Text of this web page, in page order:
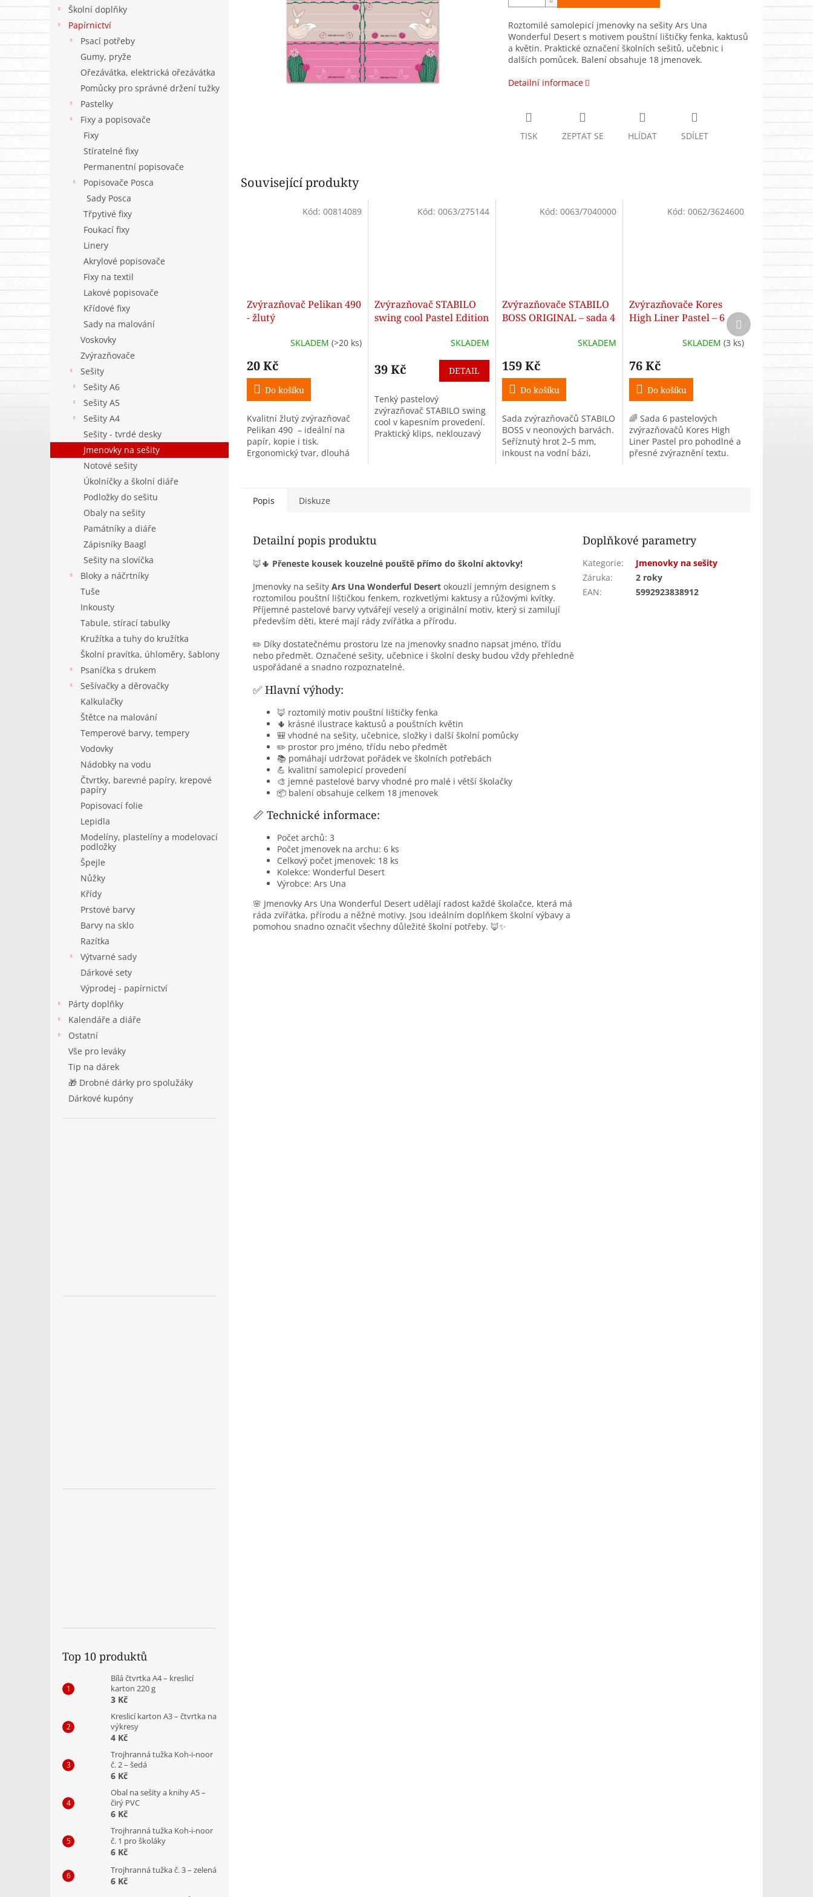
Školní doplňky
Papírnictví
Psací potřeby
Gumy, pryže
Ořezávátka, elektrická ořezávátka
Pomůcky pro správné držení tužky
Pastelky
Fixy a popisovače
Fixy
Stíratelné fixy
Permanentní popisovače
Popisovače Posca
Sady Posca
Třpytivé fixy
Foukací fixy
Linery
Akrylové popisovače
Fixy na textil
Lakové popisovače
Křídové fixy
Sady na malování
Voskovky
Zvýrazňovače
Sešity
Sešity A6
Sešity A5
Sešity A4
Sešity - tvrdé desky
Jmenovky na sešity
Notové sešity
Úkolníčky a školní diáře
Podložky do sešitu
Obaly na sešity
Památníky a diáře
Zápisníky Baagl
Sešity na slovíčka
Bloky a náčrtníky
Tuše
Inkousty
Tabule, stírací tabulky
Kružítka a tuhy do kružítka
Školní pravítka, úhloměry, šablony
Psaníčka s drukem
Sešívačky a děrovačky
Kalkulačky
Štětce na malování
Temperové barvy, tempery
Vodovky
Nádobky na vodu
Čtvrtky, barevné papíry, krepové
papíry
Popisovací folie
Lepidla
Modelíny, plastelíny a modelovací
podložky
Špejle
Nůžky
Křídy
Prstové barvy
Barvy na sklo
Razítka
Výtvarné sady
Dárkové sety
Výprodej - papírnictví
Párty doplňky
Kalendáře a diáře
Ostatní
Vše pro leváky
Tip na dárek
🎁 Drobné dárky pro spolužáky
Dárkové kupóny
Top 10 produktů
Bílá čtvrtka A4 – kreslicí
karton 220 g
3 Kč
Kreslicí karton A3 – čtvrtka na
výkresy
4 Kč
Trojhranná tužka Koh-i-noor
č. 2 – šedá
6 Kč
Obal na sešity a knihy A5 –
čirý PVC
6 Kč
Trojhranná tužka Koh-i-noor
č. 1 pro školáky
6 Kč
Trojhranná tužka č. 3 – zelená
6 Kč
Roztomilé samolepicí jmenovky na sešity Ars Una
Wonderful Desert s motivem pouštní lištičky fenka, kaktusů
a květin. Praktické označení školních sešitů, učebnic i
dalších pomůcek. Balení obsahuje 18 jmenovek.
Detailní informace
TISK ZEPTAT SE HLÍDAT SDÍLET
Související produkty
Zvýrazňovač Pelikan 490
- žlutý
SKLADEM (>20 ks)
20 Kč
Do košíku
Kvalitní žlutý zvýrazňovač
Pelikan 490 – ideální na
papír, kopie i tisk.
Ergonomický tvar, dlouhá
Kód: 00814089
Zvýrazňovač STABILO
swing cool Pastel Edition
SKLADEM
39 Kč DETAIL
Tenký pastelový
zvýrazňovač STABILO swing
cool v kapesním provedení.
Praktický klips, neklouzavý
Kód: 0063/275144
Zvýrazňovače STABILO
BOSS ORIGINAL – sada 4
SKLADEM
159 Kč
Do košíku
Sada zvýrazňovačů STABILO
BOSS v neonových barvách.
Seříznutý hrot 2–5 mm,
inkoust na vodní bázi,
Kód:0063/7040000
Zvýrazňovače Kores
High Liner Pastel – 6
zvýrazňovačeSKLADEM (3 ks)
76 Kč
Do košíku
🌈 Sada 6 pastelových
zvýrazňovačů Kores High
Liner Pastel pro pohodlné a
přesné zvýraznění textu.
Kód: 0062/3624600
Další
produkt
Popis Diskuze
Detailní popis produktu
🦊🌵 Přeneste kousek kouzelné pouště přímo do školní aktovky!
Jmenovky na sešity Ars Una Wonderful Desert okouzlí jemným designem s
roztomilou pouštní lištičkou fenkem, rozkvetlými kaktusy a růžovými kvítky.
Příjemné pastelové barvy vytvářejí veselý a originální motiv, který si zamilují
především děti, které mají rády zvířátka a přírodu.
✏️ Díky dostatečnému prostoru lze na jmenovky snadno napsat jméno, třídu
nebo předmět. Označené sešity, učebnice i školní desky budou vždy přehledně
uspořádané a snadno rozpoznatelné.
✅ Hlavní výhody:
🦊 roztomilý motiv pouštní lištičky fenka
🌵 krásné ilustrace kaktusů a pouštních květin
🎒 vhodné na sešity, učebnice, složky i další školní pomůcky
✏️ prostor pro jméno, třídu nebo předmět
📚 pomáhají udržovat pořádek ve školních potřebách
💪 kvalitní samolepicí provedení
🎨 jemné pastelové barvy vhodné pro malé i větší školačky
📦 balení obsahuje celkem 18 jmenovek
📏 Technické informace:
Počet archů: 3
Počet jmenovek na archu: 6 ks
Celkový počet jmenovek: 18 ks
Kolekce: Wonderful Desert
Výrobce: Ars Una
🌸 Jmenovky Ars Una Wonderful Desert udělají radost každé školačce, která má
ráda zvířátka, přírodu a něžné motivy. Jsou ideálním doplňkem školní výbavy a
pomohou snadno označit všechny důležité školní potřeby. 🦊✨
Doplňkové parametry
Kategorie:
Jmenovky na sešity
Záruka:
2 roky
EAN: 5992923838912